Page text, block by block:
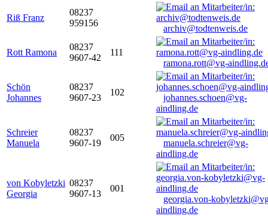
Riß Franz
08237
959156
archiv@todtenweis.de
Rott Ramona
08237
9607-42
111
ramona.rott@vg-
Schön
Johannes
08237
9607-23
102
johannes.schoen@vg-
aindling.de
Schreier
Manuela
08237
9607-19
005
manuela.schreier@vg-
aindling.de
von Kobyletzki
Georgia
08237
9607-13
001
georgia.von-
aindling.de